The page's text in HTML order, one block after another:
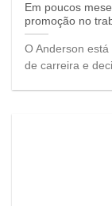
Em poucos
promoção no
O Anderson
de carreira e